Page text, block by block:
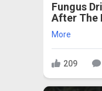
Fungus
After The
More
209